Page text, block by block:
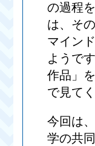
の過程
は、そ
マイン
ようで
作品」
で見て
今回は
学の共